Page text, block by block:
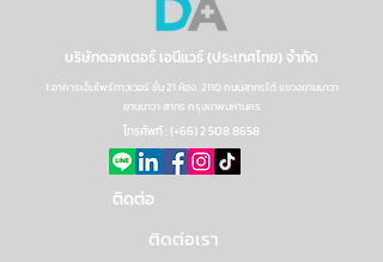
บริษัทดอกเตอร์ เอนีแวร์ (ประเทศไทย) จำกัด
1 อาคารเอ็มไพร์ทาวเวอร์ ชั้น 21 ห้อง. 2110 ถนนสาทรใต้ แขวงยานนาวา
ยานนาวา สาทร กรุงเทพมหานคร
โทรศัพท์ : (+66) 2 508 8658
ติดต่อ
ติดต่อเรา